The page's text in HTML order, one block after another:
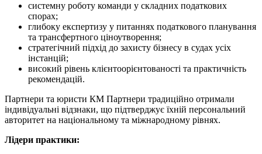
системну роботу команди у складних податкових
спорах;
глибоку експертизу у питаннях податкового планування
та трансфертного ціноутворення;
стратегічний підхід до захисту бізнесу в судах усіх
інстанцій;
високий рівень клієнтоорієнтованості та практичність
рекомендацій.
Партнери та юристи КМ Партнери традиційно отримали
індивідуальні відзнаки, що підтверджує їхній персональний
авторитет на національному та міжнародному рівнях.
Лідери практики: